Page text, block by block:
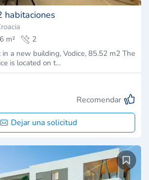
habitaciones
m²
2
a new building, Vodice, 85.52 m2 The
is located on t…
Recomendar
Dejar una solicitud